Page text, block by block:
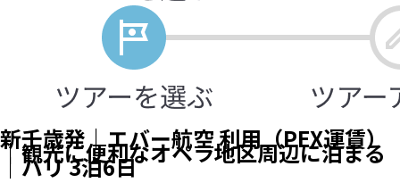
新千歳発｜エバー航空 利用（PEX運賃）
｜観光に便利なオペラ地区周辺に泊まる
｜パリ 3泊6日